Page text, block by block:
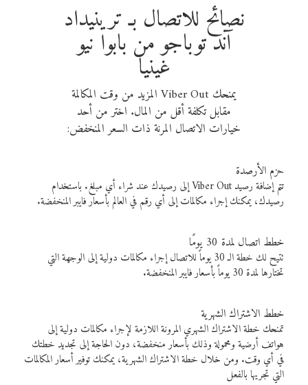
نصائح للاتصال بـ ترينيداد
آند توباجو من بابوا نيو
غينيا
يمنحك Viber Out المزيد من وقت المكالمة
مقابل تكلفة أقل من المال. اختر من أحد
خيارات الاتصال المرنة ذات السعر المنخفض:
حزم الأرصدة
تتم إضافة رصيد Viber Out إلى رصيدك عند شراء أي مبلغ. باستخدام
رصيدك، يمكنك إجراء مكالمات إلى أي رقم في العالم بأسعار فايبر المنخفضة.
خطط اتصال لمدة 30 يومًا
تتيح لك خطة الـ 30 يوماً للاتصال إجراء مكالمات دولية إلى الوجهة التي
تختارها لمدة 30 يوماً بأسعار فايبر المنخفضة.
خطط الاشتراك الشهرية
تمنحك خطة الاشتراك الشهري المرونة اللازمة لإجراء مكالمات دولية إلى
هواتف أرضية ومحمولة وذلك بأسعار منخفضة، دون الحاجة إلى تجديد خطتك
في أي وقت. ومن خلال خطة الاشتراك الشهرية، يمكنك توفير أسعار المكالمات
التي تجريها بالفعل